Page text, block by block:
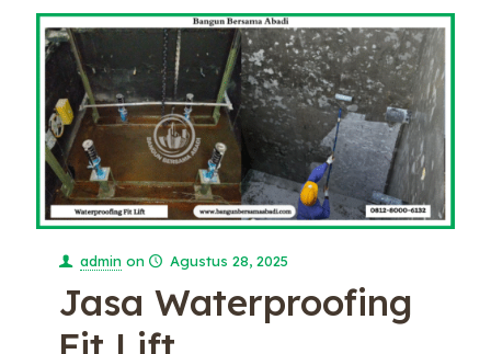
admin on Agustus 28, 2025
Jasa Waterproofing